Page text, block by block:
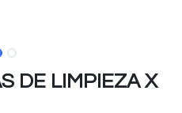
DE LIMPIEZA X